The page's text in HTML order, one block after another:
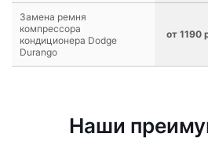
Замена ремня
компрессора
кондиционера Dodge
Durango
от 1190
Наши